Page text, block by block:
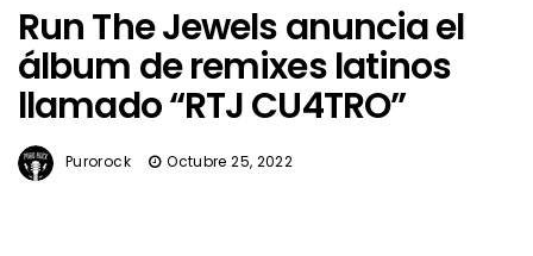
Run The Jewels anuncia el
álbum de remixes latinos
llamado “RTJ CU4TRO”
Purorock Octubre 25, 2022